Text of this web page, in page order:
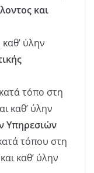
και
καθ’ ύλην
κατά τόπο στη
καθ’ ύλην
Υπηρεσιών
τόπου στη
και καθ’ ύλην